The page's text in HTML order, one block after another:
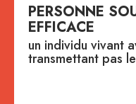
PERSONNE
EFFICACE
un individu vivant
transmettant pas